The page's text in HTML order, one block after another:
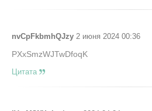
nvCpFkbmhQJzy 2 июня 2024 00:36
PXxSmzWJTwDfoqK
Цитата